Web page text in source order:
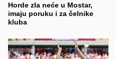
Horde zla neće u Mostar,
imaju poruku i za čelnike
kluba